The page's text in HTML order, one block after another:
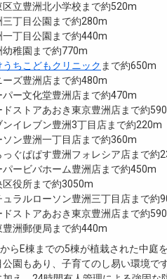
区立豊洲北小学校まで約520m
三丁目公園まで約280m
一丁目公園まで約440m
幼稚園まで約770m
うちこどもクリニック まで約650m
ーズ豊洲店まで約480m
パー文化堂豊洲店まで約470m
ドストアあおき東京豊洲店まで約
ンイレブン豊洲3丁目店まで約220m
ソン豊洲一丁目店まで約360m
っぐぱぱす豊洲フォレシア店まで約
パービバホーム豊洲店まで約450m
区役所まで約3050m
ュラルローソン豊洲三丁目店まで約
ドストアあおき東京豊洲店まで約
豊洲郵便局まで約440m
らE棟までの5棟が植栽された中庭
公園もあり、子育てのし易い環境で